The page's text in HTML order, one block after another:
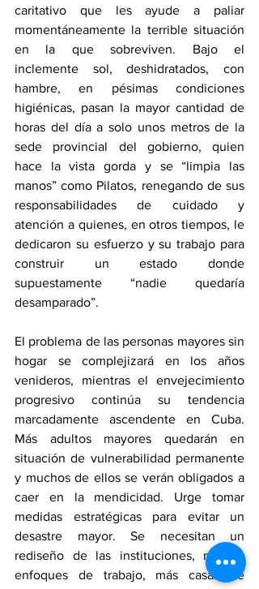
caritativo que les ayude a paliar
momentáneamente la terrible situación
en la que sobreviven. Bajo el
inclemente sol, deshidratados, con
hambre, en pésimas condiciones
higiénicas, pasan la mayor cantidad de
horas del día a solo unos metros de la
sede provincial del gobierno, quien
hace la vista gorda y se “limpia las
manos” como Pilatos, renegando de sus
responsabilidades de cuidado y
atención a quienes, en otros tiempos, le
dedicaron su esfuerzo y su trabajo para
construir un estado donde
supuestamente “nadie quedaría
desamparado”.
El problema de las personas mayores sin
hogar se complejizará en los años
venideros, mientras el envejecimiento
progresivo continúa su tendencia
marcadamente ascendente en Cuba.
Más adultos mayores quedarán en
situación de vulnerabilidad permanente
y muchos de ellos se verán obligados a
caer en la mendicidad. Urge tomar
medidas estratégicas para evitar un
desastre mayor. Se necesitan un
rediseño de las instituciones, nuevos
enfoques de trabajo, más casas de